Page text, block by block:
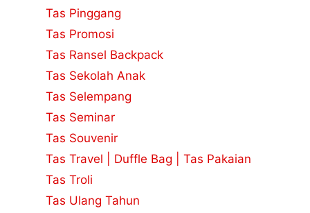
Tas Pinggang
Tas Promosi
Tas Ransel Backpack
Tas Sekolah Anak
Tas Selempang
Tas Seminar
Tas Souvenir
Tas Travel | Duffle Bag | Tas Pakaian
Tas Troli
Tas Ulang Tahun